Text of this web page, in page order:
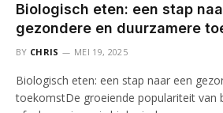
Biologisch eten: een stap
gezondere en duurzamere
BY CHRIS MEI 19, 2025
Biologisch eten: een stap naar een
toekomstDe groeiende populariteit van